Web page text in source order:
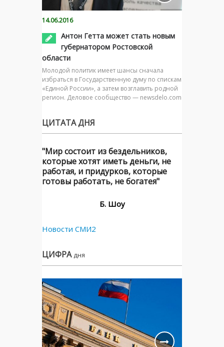
14.06.2016
Антон Гетта может стать новым
губернатором Ростовской
области
Молодой политик имеет шансы сначала
избраться в Государственную думу по спискам
«Единой России», а затем возглавить родной
регион. Деловое сообщество — newsdelo.com
ЦИТАТА ДНЯ
"Мир состоит из бездельников,
которые хотят иметь деньги, не
работая, и придурков, которые
готовы работать, не богатея"
Б. Шоу
Новости СМИ2
ЦИФРА дня